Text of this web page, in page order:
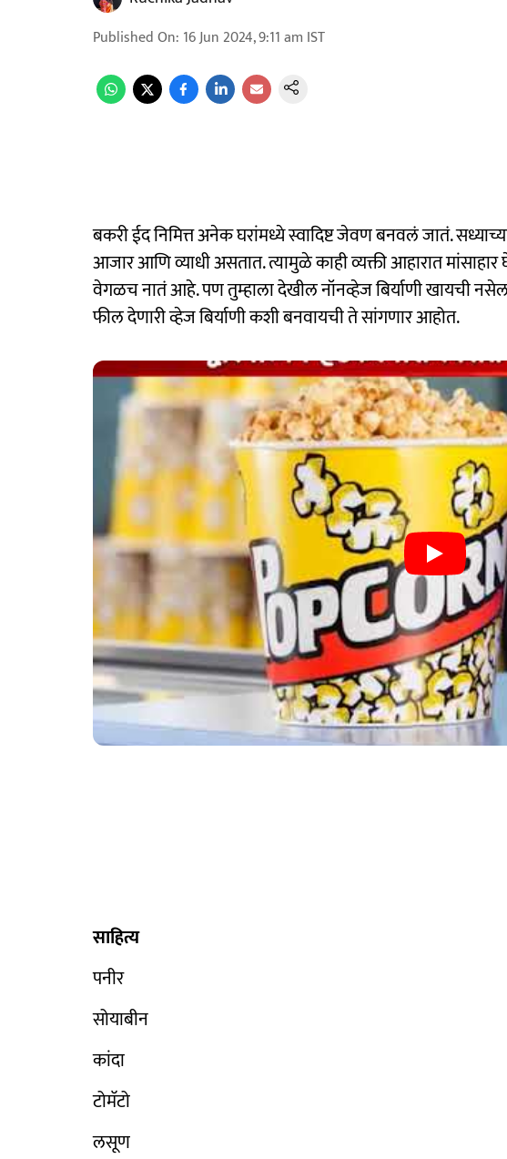
Published On: 16 Jun 2024, 9:11 am IST
बकरी ईद निमित्त अनेक घरांमध्ये स्वादिष्ट जेवण बनवलं जातं.
आजार आणि व्याधी असतात. त्यामुळे काही व्यक्ती आहारात मांसाहार
वेगळच नातं आहे. पण तुम्हाला देखील नॉनव्हेज बिर्याणी खायची
फील देणारी व्हेज बिर्याणी कशी बनवायची ते सांगणार आहोत.
साहित्य
पनीर
सोयाबीन
कांदा
टोमॅटो
लसूण